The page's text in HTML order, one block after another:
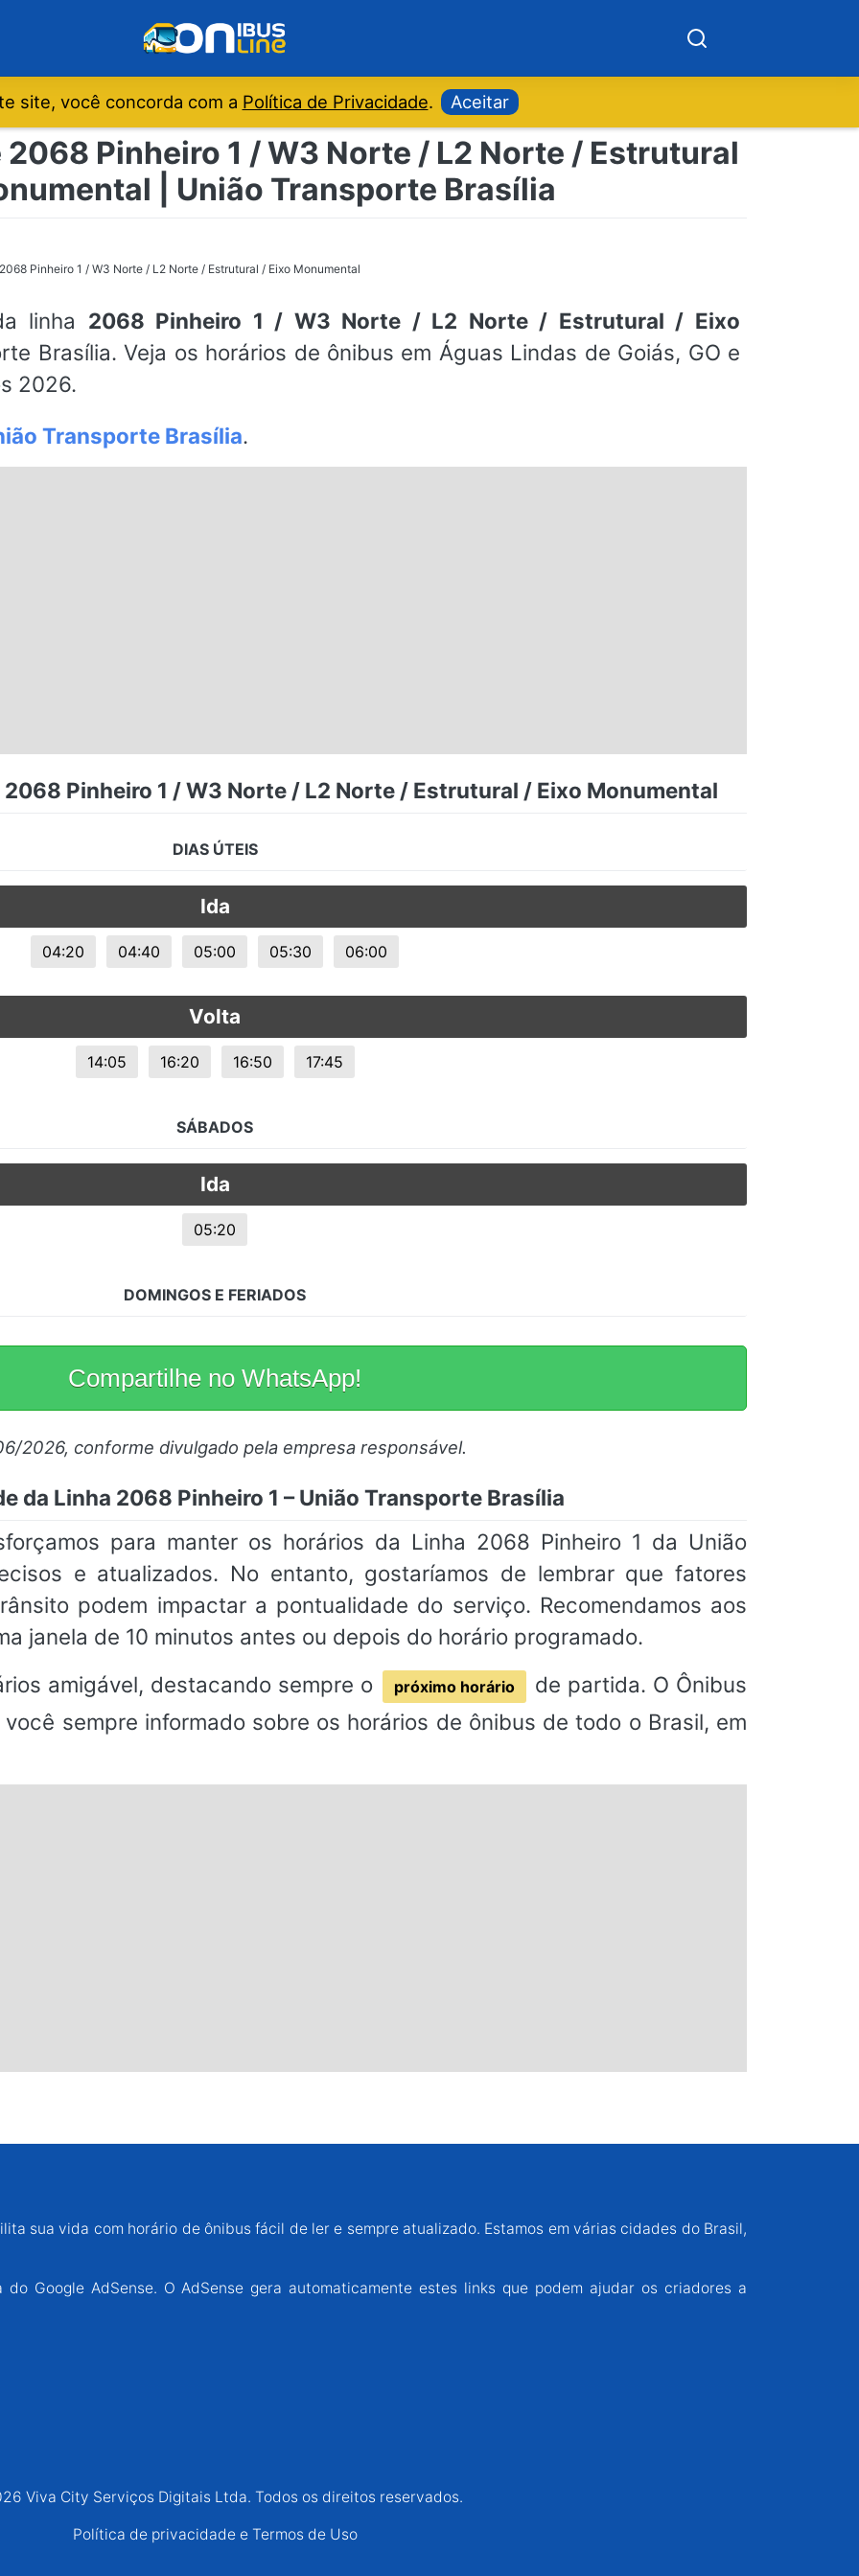
site, você concorda com a Política de Privacidade. Aceitar
Pinheiro 1 / W3 Norte / L2 Norte / Estrutural
| União Transporte Brasília
2068 Pinheiro 1 / W3 Norte / L2 Norte / Estrutural / Eixo Monumental
linha 2068 Pinheiro 1 / W3 Norte / L2 Norte / Estrutural / Eixo
Brasília. Veja os horários de ônibus em Águas Lindas de Goiás, GO e
2026.
Transporte Brasília.
Pinheiro 1 / W3 Norte / L2 Norte / Estrutural / Eixo Monumental
DIAS ÚTEIS
Ida
04:20 04:40 05:00 05:30 06:00
Volta
14:05 16:20 16:50 17:45
SÁBADOS
Ida
05:20
DOMINGOS E FERIADOS
Compartilhe no WhatsApp!
2026, conforme divulgado pela empresa responsável.
da Linha 2068 Pinheiro 1 – União Transporte Brasília
para manter os horários da Linha 2068 Pinheiro 1 da União
e atualizados. No entanto, gostaríamos de lembrar que fatores
podem impactar a pontualidade do serviço. Recomendamos aos
janela de 10 minutos antes ou depois do horário programado.
amigável, destacando sempre o
próximo horário
de partida. O Ônibus
sempre informado sobre os horários de ônibus de todo o Brasil, em
sua vida com horário de ônibus fácil de ler e sempre atualizado. Estamos em várias cidades do Brasil,
Google AdSense. O AdSense gera automaticamente estes links que podem ajudar os criadores a
Viva City Serviços Digitais Ltda. Todos os direitos reservados.
Política de privacidade e Termos de Uso